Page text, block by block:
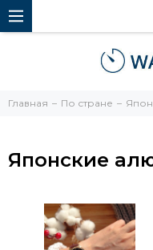
Главная По стране
Японские